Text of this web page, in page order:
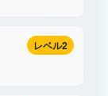
レベル2